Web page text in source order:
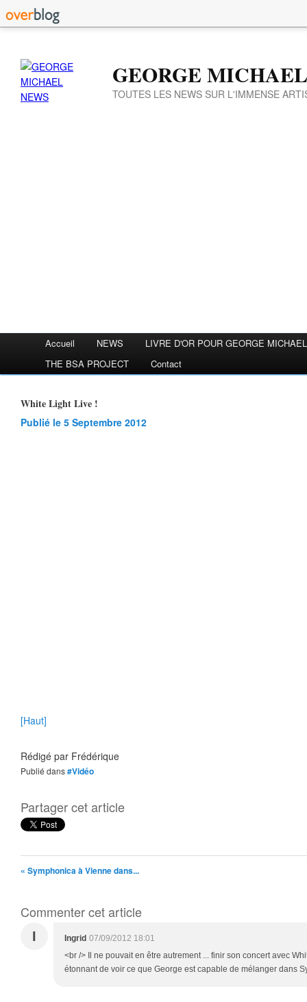
GEORGE
TOUTES LES NEWS SUR L'IMMENSE
Accueil NEWS
LIVRE D'OR POUR GEORGE MICHAEL
THE BSA PROJECT
Contact
White Light Live !
Publié le 5 Septembre 2012
[Haut]
Rédigé par Frédérique
Publié dans#Vidéo
Partager cet article
« Symphonica à Vienne dans...
Commenter cet article
I Ingrid 07/09/2012 18:01
<br /> Il ne pouvait en être autrement ... finir son concert avec
étonnant de voir ce que George est capable de mélanger dans